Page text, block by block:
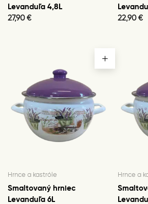
Levanduľa 4,8L
27,90 €
22,90 €
Hrnce a kastróle
Smaltovaný hrniec
Levanduľa 6L
Hrnce a